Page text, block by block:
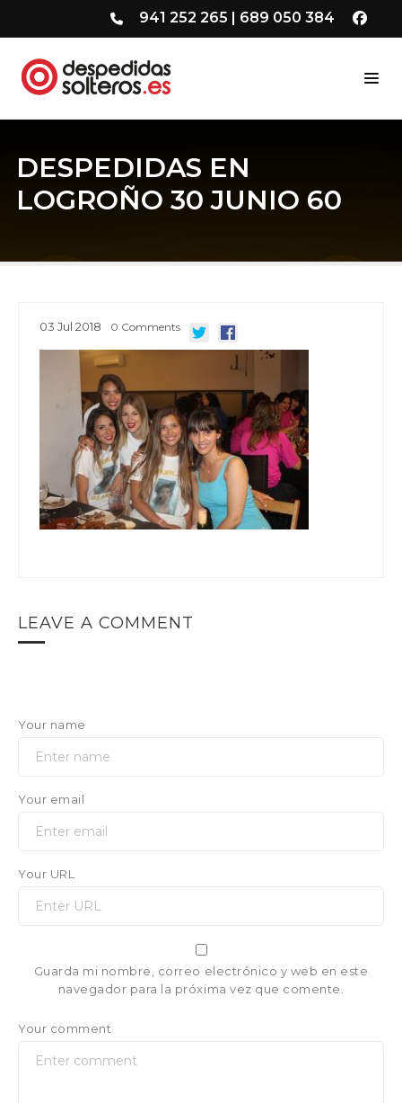
941 252 265 | 689 050 384
DESPEDIDAS EN
LOGROÑO 30 JUNIO 60
03 Jul 2018 0 Comments
LEAVE A COMMENT
Your name
Your email
Your URL
Guarda mi nombre, correo electrónico y web en este
navegador para la próxima vez que comente.
Your comment